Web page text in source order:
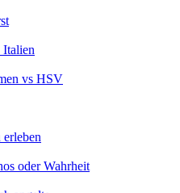
Italien
vs HSV
oder Wahrheit